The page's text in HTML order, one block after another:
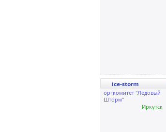
ice-storm
оргкомитет "Ледовый
Шторм"
Иркутск